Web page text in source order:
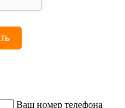
Ваш номер телефона